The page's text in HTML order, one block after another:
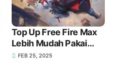
Top Up Free Fire Max
Lebih Mudah Pakai
GoPay!
FEB 25, 2025